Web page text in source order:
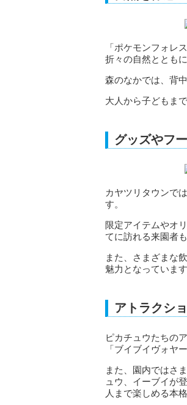
「ポケモンフォレ
折々の自然ととも
森のなかでは、背
大人から子どもま
グッズやフ
カヤツリタウンで
す。
限定アイテムやオ
てに訪れる来園者
また、さまざまな
魅力となっています
アトラクシ
ピカチュウたちの
「ブイブイヴォヤ
また、園内ではさ
ュウ、イーブイが
人まで楽しめる本